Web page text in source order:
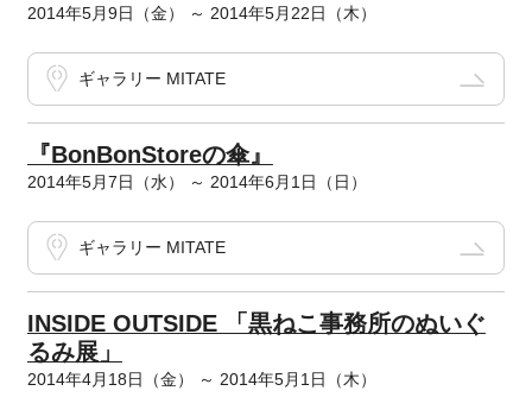
2014年5月9日（金） ～ 2014年5月22日（木）
ギャラリー MITATE
『BonBonStoreの傘』
2014年5月7日（水） ～ 2014年6月1日（日）
ギャラリー MITATE
INSIDE OUTSIDE 「黒ねこ事務所のぬいぐ
るみ展」
2014年4月18日（金） ～ 2014年5月1日（木）